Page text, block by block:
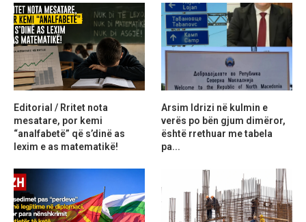
Editorial / Rritet nota
mesatare, por kemi
“analfabetë” që s’dinë as
lexim e as matematikë!
Arsim Idrizi në kulmin e
verës po bën gjum dimëror,
është rrethuar me tabela
pa...